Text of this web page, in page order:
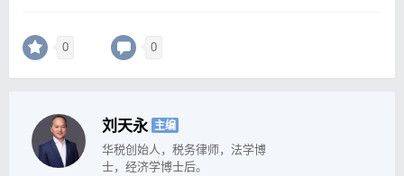
0 0
刘天永 主编
华税创始人，税务律师，法学博
士，经济学博士后。